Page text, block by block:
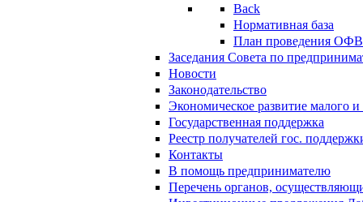
Back
Нормативная база
План проведения
Заседания Совета по
Новости
Законодательство
Экономическое развитие малого и
Государственная поддержка
Реестр получателей гос.
Контакты
В помощь предпринимателю
Перечень органов,